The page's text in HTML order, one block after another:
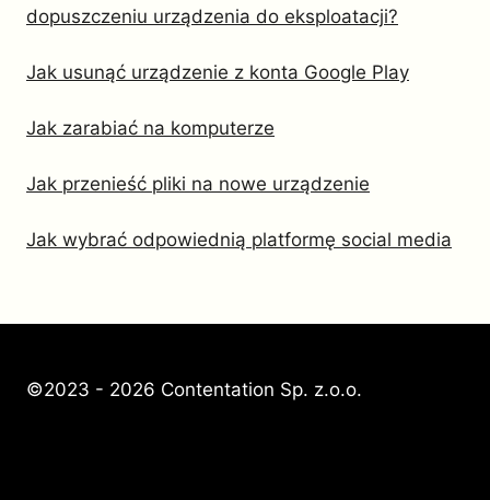
dopuszczeniu urządzenia do eksploatacji?
Jak usunąć urządzenie z konta Google Play
Jak zarabiać na komputerze
Jak przenieść pliki na nowe urządzenie
Jak wybrać odpowiednią platformę social media
©2023 - 2026 Contentation Sp. z.o.o.